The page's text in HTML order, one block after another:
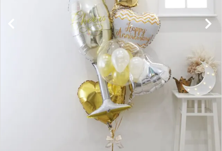
person 新規会員登録